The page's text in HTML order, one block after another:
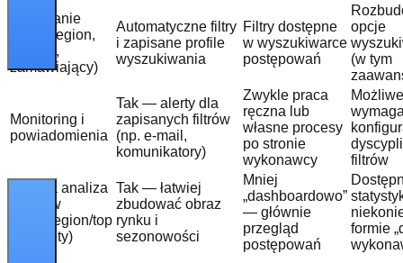
Filtrowanie
(CPV, region,
terminy,
zamawiający)
Automatyczne filtry
i zapisane profile
wyszukiwania
Filtry dostępne
w wyszukiwarce
postępowań
opcje
(w tym
Monitoring i
powiadomienia
Tak — alerty dla
zapisanych filtrów
(np. e-mail,
komunikatory)
Zwykle praca
ręczna lub
własne procesy
po stronie
wykonawcy
filtrów
Szybka analiza
trendów
(CPV/region/top
podmioty)
Tak — łatwiej
zbudować obraz
rynku i
sezonowości
Mniej
„dashboardowo”
— głównie
przegląd
postępowań
formie